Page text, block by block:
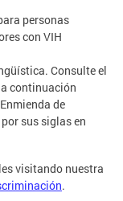
personas
con VIH
Consulte el
continuación
de
sus siglas en
visitando nuestra
.